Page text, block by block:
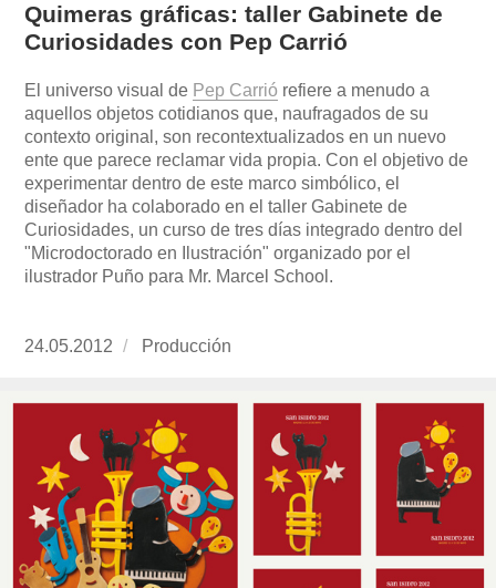
Quimeras gráficas: taller Gabinete de
Curiosidades con Pep Carrió
El universo visual de Pep Carrió refiere a menudo a
aquellos objetos cotidianos que, naufragados de su
contexto original, son recontextualizados en un nuevo
ente que parece reclamar vida propia. Con el objetivo de
experimentar dentro de este marco simbólico, el
diseñador ha colaborado en el taller Gabinete de
Curiosidades, un curso de tres días integrado dentro del
"Microdoctorado en Ilustración" organizado por el
ilustrador Puño para Mr. Marcel School.
Publicado
24.05.2012 https://www.experimenta.es/author/
Producción